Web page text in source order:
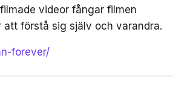
videor fångar filmen
förstå sig själv och varandra.
forever/